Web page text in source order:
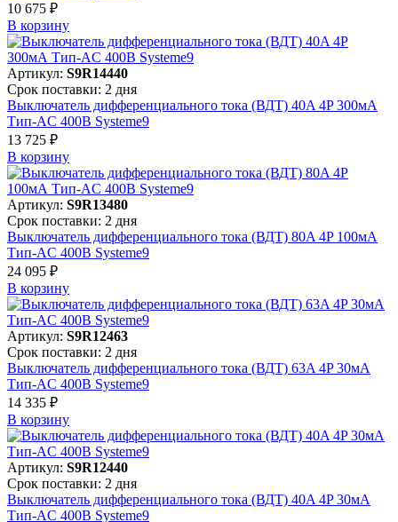
10 675 ₽
В корзинy
Артикул: S9R14440
Срок поставки: 2 дня
Выключатель дифференциального тока (ВДТ) 40A 4P 300мА
Тип-AC 400В Systeme9
13 725 ₽
В корзинy
Артикул: S9R13480
Срок поставки: 2 дня
Выключатель дифференциального тока (ВДТ) 80A 4P 100мА
Тип-AC 400В Systeme9
24 095 ₽
В корзинy
Артикул: S9R12463
Срок поставки: 2 дня
Выключатель дифференциального тока (ВДТ) 63A 4P 30мА
Тип-AC 400В Systeme9
14 335 ₽
В корзинy
Артикул: S9R12440
Срок поставки: 2 дня
Выключатель дифференциального тока (ВДТ) 40A 4P 30мА
Тип-AC 400В Systeme9